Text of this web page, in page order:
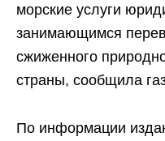
морские услуги
занимающимся
сжиженного
страны, сообщила
По информации